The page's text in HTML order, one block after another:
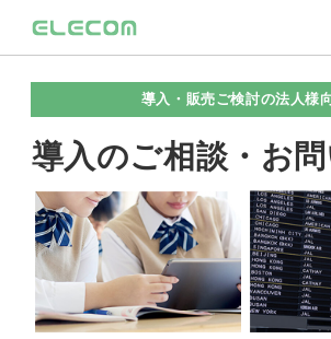
導入・販売ご検討の法人様
導入のご相談・お